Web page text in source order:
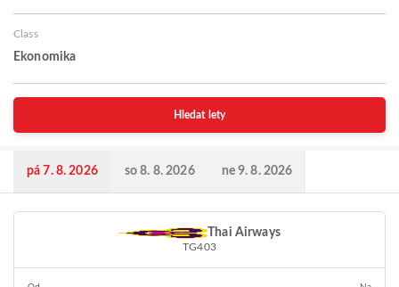
Class
Ekonomika
Hledat lety
pá 7. 8. 2026 so 8. 8. 2026 ne 9. 8. 2026
Thai Airways
TG403